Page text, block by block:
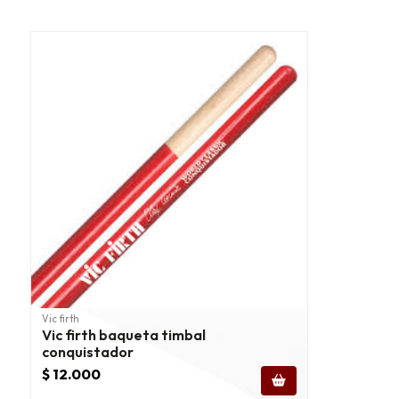
Vic firth
Vic firth baqueta timbal
conquistador
$ 12.000